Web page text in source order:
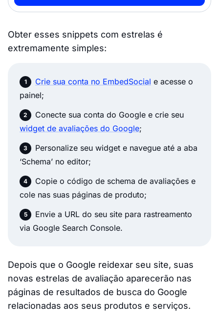
Obter esses snippets com estrelas é
extremamente simples:
Crie sua conta no EmbedSocial e acesse o
painel;
Conecte sua conta do Google e crie seu
widget de avaliações do Google;
Personalize seu widget e navegue até a aba
‘Schema’ no editor;
Copie o código de schema de avaliações e
cole nas suas páginas de produto;
Envie a URL do seu site para rastreamento
via Google Search Console.
Depois que o Google reidexar seu site, suas
novas estrelas de avaliação aparecerão nas
páginas de resultados de busca do Google
relacionadas aos seus produtos e serviços.